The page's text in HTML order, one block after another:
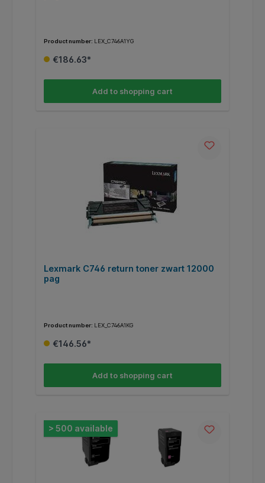
Product number: LEX_C746A1YG
€186.63*
Add to shopping cart
Lexmark C746 return toner zwart 12000
pag
Product number: LEX_C746A1KG
€146.56*
Add to shopping cart
> 500 available